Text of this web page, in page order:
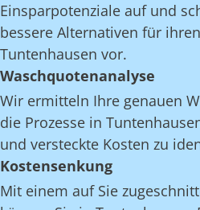
Einsparpotenziale auf und
bessere Alternativen für
Tuntenhausen vor.
Waschquotenanalyse
Wir ermitteln Ihre genauen
die Prozesse in
und versteckte Kosten zu
Kostensenkung
Mit einem auf Sie